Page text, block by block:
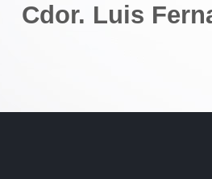
Cdor. Luis